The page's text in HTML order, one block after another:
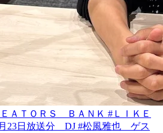
ＡＴＯＲＳ ＢＡＮＫ #ＬＩＫＥ
月23日放送分 DJ #松風雅也 ゲス